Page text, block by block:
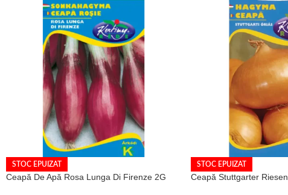
STOC EPUIZAT
Ceapă De Apă Rosa Lunga Di Firenze 2G
STOC EPUIZAT
Ceapă Stuttgarter Riesen